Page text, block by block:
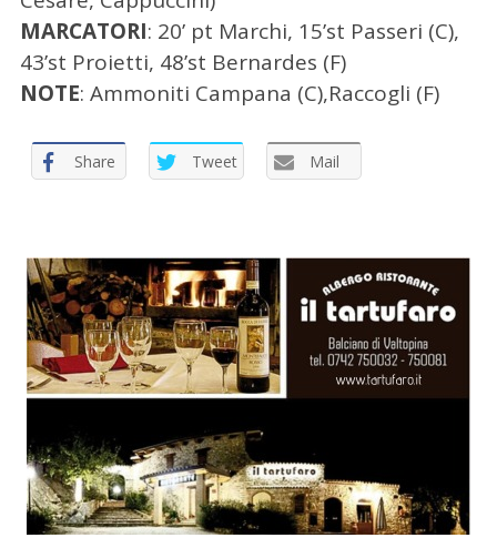
MARCATORI: 20’ pt Marchi, 15’st Passeri (C),
43’st Proietti, 48’st Bernardes (F)
NOTE: Ammoniti Campana (C),Raccogli (F)
Share Tweet Mail